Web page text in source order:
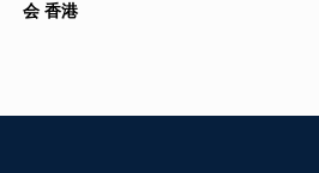
会 香港